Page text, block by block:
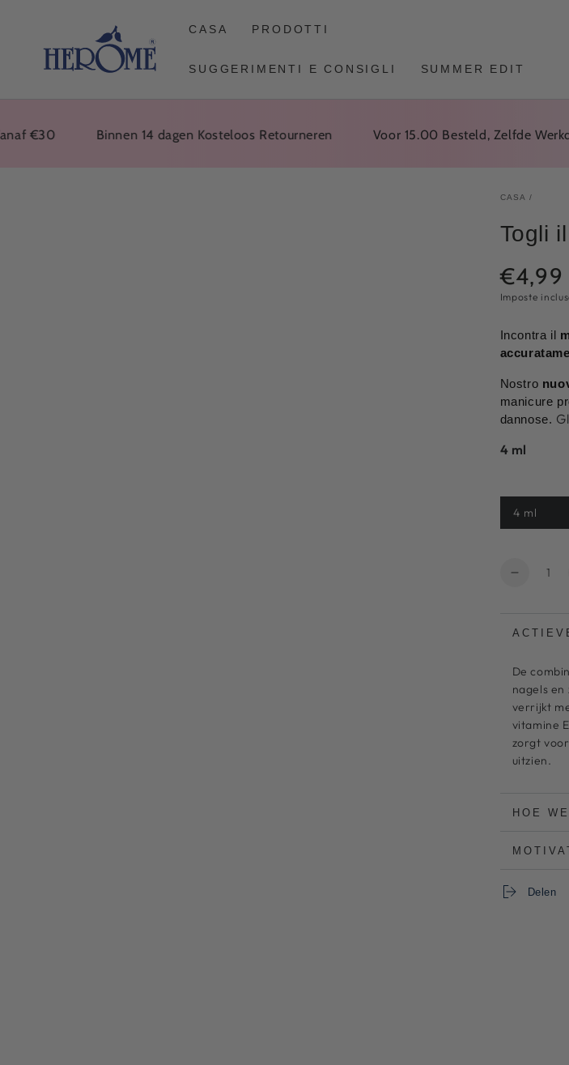
CASA PRODOTTI
SUGGERIMENTI E CONSIGLI SUMMER EDIT
Binnen 14 dagen Kosteloos Retourneren Voor 15.00 Besteld, Zelfde Werkdag
CASA /
Togli
Prezzo
normale
€4,99
Imposte
Incontra il
Nostro
manicure
dannose.
4 ml
4 ml
Variante
esaurita
Quantità
Diminuire
per
il
colore
delle
unghie
5
De
nagels
verrijkt
vitamine
zorgt
uitzien.
HOE
Delen